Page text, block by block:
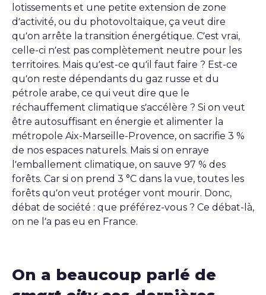
lotissements et une petite extension de zone
d’activité, ou du photovoltaïque, ça veut dire
qu’on arrête la transition énergétique. C’est vrai,
celle-ci n’est pas complètement neutre pour les
territoires. Mais qu’est-ce qu’il faut faire ? Est-ce
qu’on reste dépendants du gaz russe et du
pétrole arabe, ce qui veut dire que le
réchauffement climatique s’accélère ? Si on veut
être autosuffisant en énergie et alimenter la
métropole Aix-Marseille-Provence, on sacrifie 3 %
de nos espaces naturels. Mais si on enraye
l’emballement climatique, on sauve 97 % des
forêts. Car si on prend 3 °C dans la vue, toutes les
forêts qu’on veut protéger vont mourir. Donc,
débat de société : que préférez-vous ? Ce débat-là,
on ne l’a pas eu en France.
On a beaucoup parlé de